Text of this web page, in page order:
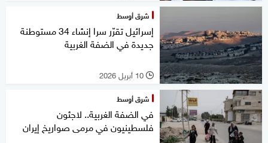
شرق أوسط
إسرائيل تقرّر سرا إنشاء 34 مستوطنة
جديدة في الضفة الغربية
l 10 أبريل 2026
شرق أوسط
في الضفة الغربية.. لاجئون
فلسطينيون في مرمى صواريخ إيران